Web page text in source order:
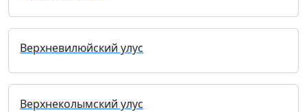
Верхневилюйский улус
Верхнеколымский улус